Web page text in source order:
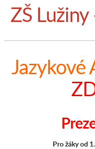
ZŠ
Jazykové
Pro žáky od